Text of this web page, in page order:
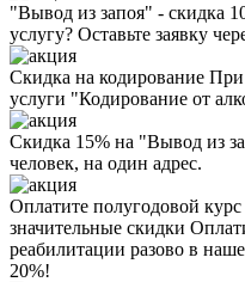
"Вывод из запоя" - скидка
услугу? Оставьте заявку
Скидка на кодирование При
услуги "Кодирование от
Скидка 15% на "Вывод из
человек, на один адрес.
Оплатите полугодовой
значительные скидки
реабилитации разово в
20%!